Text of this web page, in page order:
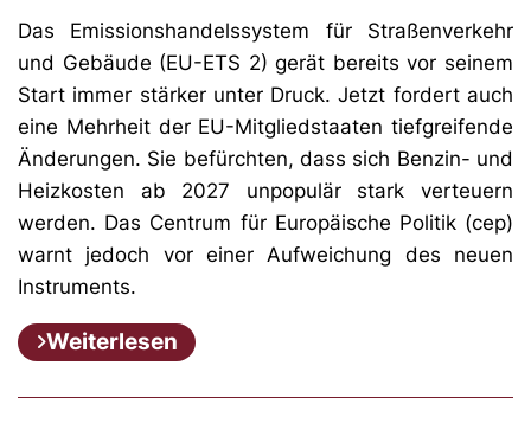
Das Emissionshandelssystem für Straßenverkehr
und Gebäude (EU-ETS 2) gerät bereits vor seinem
Start immer stärker unter Druck. Jetzt fordert auch
eine Mehrheit der EU-Mitgliedstaaten tiefgreifende
Änderungen. Sie befürchten, dass sich Benzin- und
Heizkosten ab 2027 unpopulär stark verteuern
werden. Das Centrum für Europäische Politik (cep)
warnt jedoch vor einer Aufweichung des neuen
Instruments.
Weiterlesen